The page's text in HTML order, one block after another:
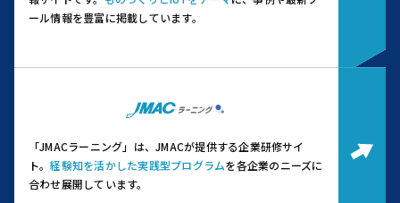
ール情報を豊富に掲載しています。
「JMACラーニング」は、JMACが提供する企業研修サイ
ト。経験知を活かした実践型プログラムを各企業のニーズに
合わせ展開しています。